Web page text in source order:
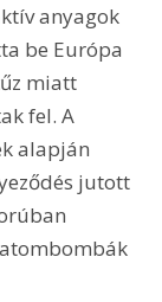
anyagok
be Európa
miatt
fel. A
alapján
jutott